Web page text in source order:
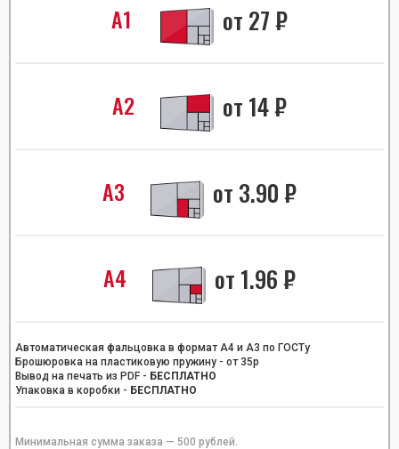
А1 от 27₽
А2 от 14₽
А3 от 3.90₽
А4 от 1.96₽
Автоматическая фальцовка в формат А4 и А3 по ГОСТу
Брошюровка на пластиковую пружину - от 35р
Вывод на печать из PDF - БЕСПЛАТНО
Упаковка в коробки - БЕСПЛАТНО
Минимальная сумма заказа — 500 рублей.